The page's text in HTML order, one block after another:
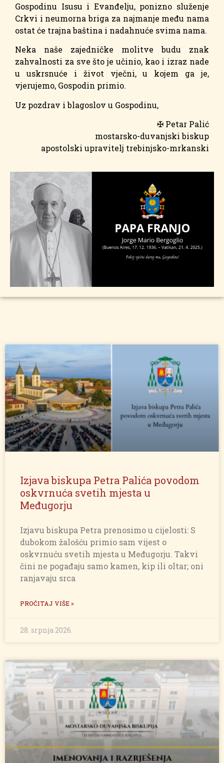
Gospodinu Isusu i Evanđelju, ponizno služenje
Crkvi i neumorna briga za najmanje među nama
ostat će trajna baština i nadahnuće svima nama.
Neka naše zajedničke molitve budu znak
zahvalnosti za sve što je učinio, kao i izraz nade
u uskrsnuće i život vječni, u kojem ga je,
vjerujemo, Gospodin primio.
Uz pozdrav i blagoslov u Gospodinu,
✠ Petar Palić
mostarsko-duvanjski biskup
apostolski upravitelj trebinjsko-mrkanski
Izjava biskupa Petra Palića povodom
oskvrnuća svetih mjesta u
Međugorju
Izjavu biskupa Petra prenosimo u cijelosti: S
dubokom žalošću primio sam vijest o
oskvrnuću svetih mjesta u Međugorju. Takvi
čini ne pogađaju samo kamen, kip ili oltar; oni
ranjavaju srca
PROČITAJ VIŠE »
28. srpnja 2026.